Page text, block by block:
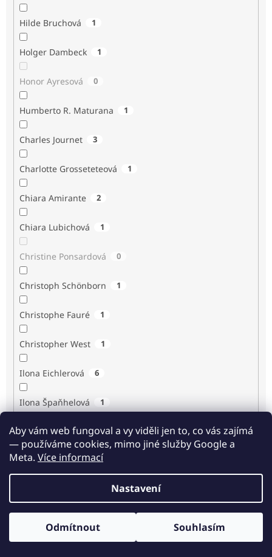
Aby vám web fungoval a vy viděli jen to, co vás zajímá
— používáme cookies, mimo jiné služby Google a
Meta. Více informací
Nastavení
Odmítnout Souhlasím
Hilde Bruchová 1
Holger Dambeck 1
Honor Ayresová 0
Humberto R. Maturana 1
Charles Journet 3
Charlotte Grosseteteová 1
Chiara Amirante 2
Chiara Lubichová 1
Christine Ponsardová 0
Christoph Schönborn 1
Christophe Fauré 1
Christopher West 1
Ilona Eichlerová 6
Ilona Špaňhelová 1
Ilse Sand 1
Immaculée Ilibagiza
Odběr novinek